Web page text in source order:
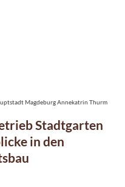
Stadtgarten
in den
Magdeburg Annekatrin Thurm